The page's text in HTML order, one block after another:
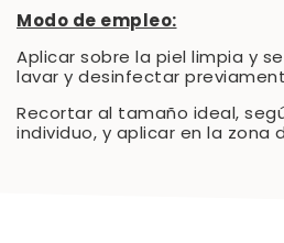
Modo de empleo:
Aplicar sobre la piel limpia y
lavar y desinfectar
Recortar al tamaño ideal,
individuo, y aplicar en la zona